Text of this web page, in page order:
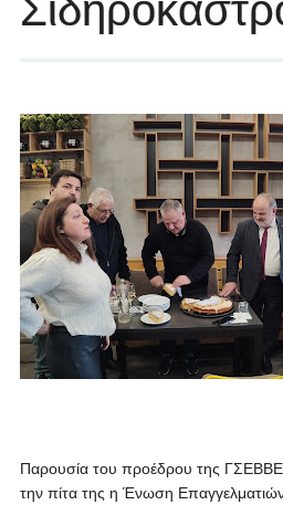
Παρουσία του προέδρου της
την πίτα της η Ένωση